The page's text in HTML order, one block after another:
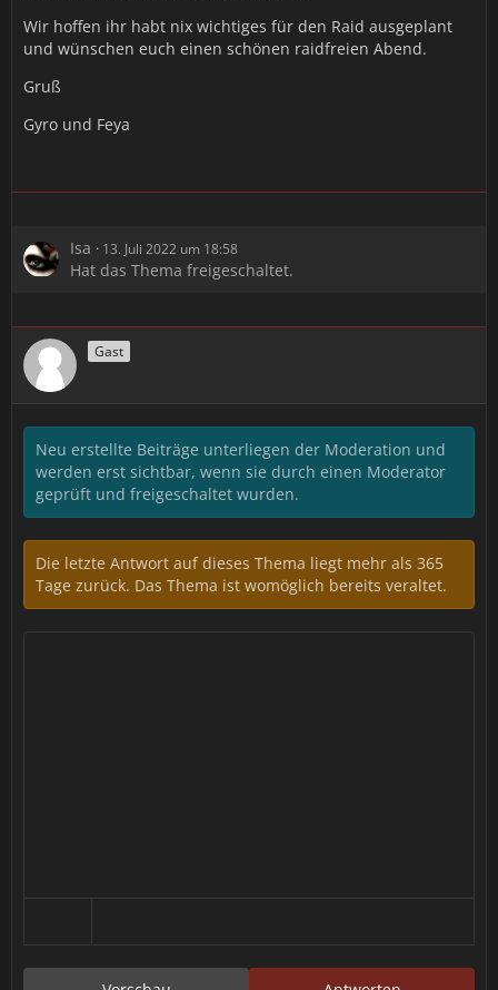
Wir hoffen ihr habt nix wichtiges für den Raid ausgeplant
und wünschen euch einen schönen raidfreien Abend.
Gruß
Gyro und Feya
Isa 13. Juli 2022 um 18:58
Hat das Thema freigeschaltet.
Gast
Neu erstellte Beiträge unterliegen der Moderation und
werden erst sichtbar, wenn sie durch einen Moderator
geprüft und freigeschaltet wurden.
Die letzte Antwort auf dieses Thema liegt mehr als 365
Tage zurück. Das Thema ist womöglich bereits veraltet.